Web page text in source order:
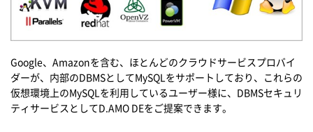
Google、Amazonを含む、ほとんどのクラウドサービスプロバイ
ダーが、内部のDBMSとしてMySQLをサポートしており、これらの
仮想環境上のMySQLを利用しているユーザー様に、DBMSセキュリ
ティサービスとしてD.AMO DEをご提案できます。